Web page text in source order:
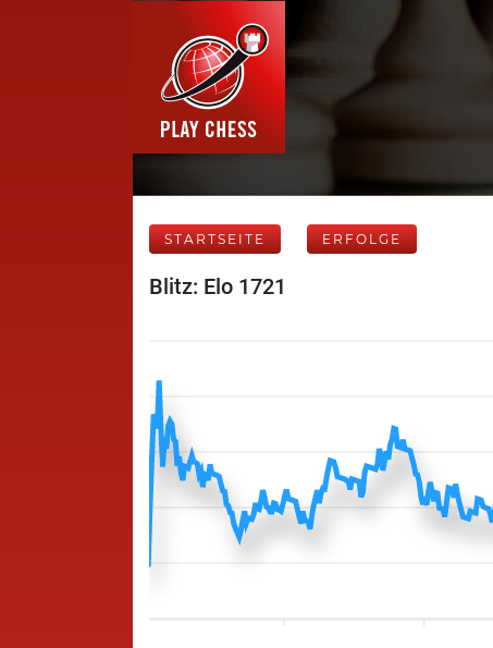
STARTSEITE ERFOLGE
Blitz: Elo 1721